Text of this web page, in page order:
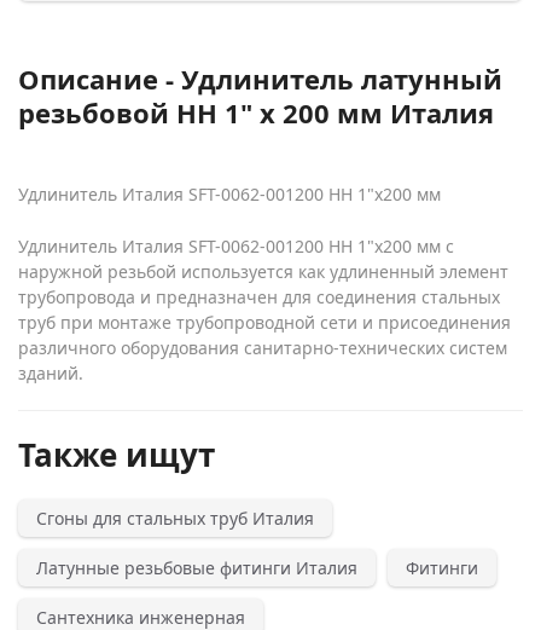
Описание - Удлинитель латунный
резьбовой НН 1" x 200 мм Италия
Удлинитель Италия SFT-0062-001200 НН 1"x200 мм
Удлинитель Италия SFT-0062-001200 НН 1"x200 мм с
наружной резьбой используется как удлиненный элемент
трубопровода и предназначен для соединения стальных
труб при монтаже трубопроводной сети и присоединения
различного оборудования санитарно-технических систем
зданий.
Также ищут
Сгоны для стальных труб Италия
Латунные резьбовые фитинги Италия Фитинги
Сантехника инженерная